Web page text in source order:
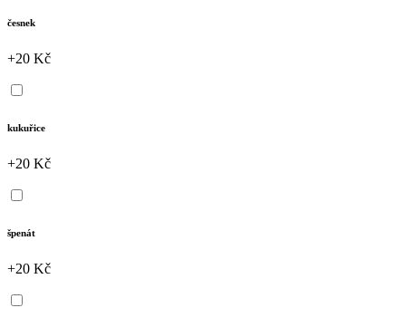
česnek
+20 Kč
kukuřice
+20 Kč
špenát
+20 Kč